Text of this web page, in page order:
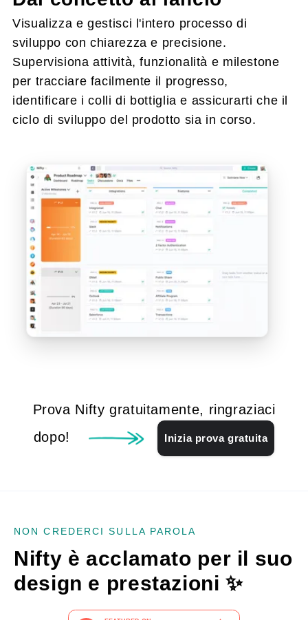
Visualizza e gestisci l'intero processo di
sviluppo con chiarezza e precisione.
Supervisiona attività, funzionalità e milestone
per tracciare facilmente il progresso,
identificare i colli di bottiglia e assicurarti che il
ciclo di sviluppo del prodotto sia in corso.
Prova Nifty gratuitamente, ringraziaci
dopo!
Inizia prova gratuita
NON CREDERCI SULLA PAROLA
Nifty è acclamato per il suo
design e prestazioni✨